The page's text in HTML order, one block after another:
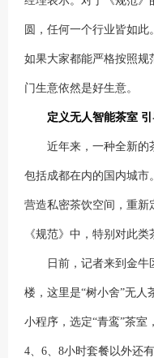
圆，任何一个行业皆如此
如果大家都能严格按照规
门生意依然是好生意。
定义无人智能茶室
近年来，一种全新的
包括成都在内的国内城市
营造私密茶饮空间，重新
《规范》中，特别对此
日前，记者来到金牛
楼，这里是“树小舍”无人
小程序，选定“青鸾”茶室
4、6、8小时套餐以外还